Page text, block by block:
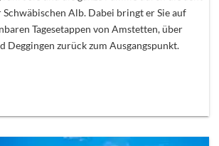
Schwäbischen Alb. Dabei bringt er Sie auf
Tagesetappen von Amstetten, über
Deggingen zurück zum Ausgangspunkt.